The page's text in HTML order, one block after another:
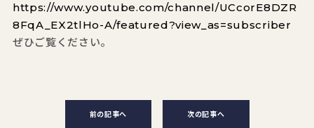
https://www.youtube.com/channel/UCcorE8DZR
8FqA_EX2tlHo-A/featured?view_as=subscriber
ぜひご覧ください。
前の記事へ 次の記事へ